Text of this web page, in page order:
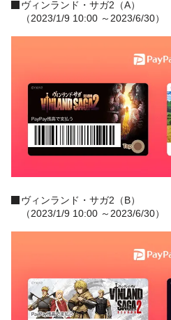
ヴィンランド・サガ2（A）
（2023/1/9 10:00 ～2023/6/30）
ヴィンランド・サガ2（B）
（2023/1/9 10:00 ～2023/6/30）